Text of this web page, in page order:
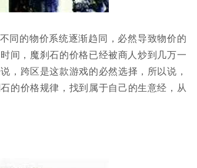
同的物价系统逐渐趋同，必然导致物价的
，魔刹石的价格已经被商人炒到几万一
，跨区是这款游戏的必然选择，所以说，
的价格规律，找到属于自己的生意经，从